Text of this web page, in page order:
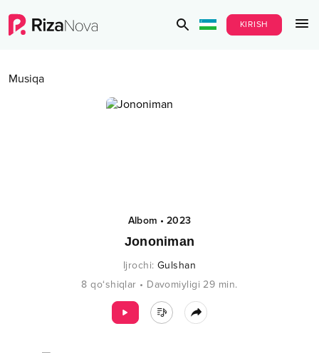
KIRISH
Musiqa
Albom •2023
Jononiman
Ijrochi: Gulshan
8 qo‘shiqlar • Davomiyligi 29 min.